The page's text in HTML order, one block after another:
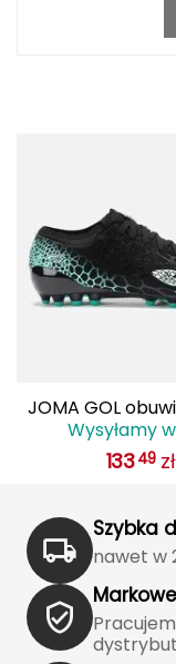
Hoka
INNY
Icebreaker
Icestorm
JOMA GOL
do piłki
GOLS2501AG
Wysyłamy
13349 zł
Szybka
nawet w